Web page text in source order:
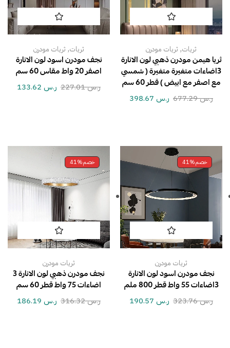
ثريات, ثريات مودرن
ثريا هيمن مودرن ذهبي لون الانارة
3اضاءات متغيرة متغيرة ( شمسي
مع اصفر مع ابيض ) قطر 60 سم
ر.س677.29 ر.س
ثريات, ثريات مودرن
نجف مودرن اسود لون الانارة
اصفر 20 واط مقاس 60 سم
ر.س227.01 ر.س
خصم41%
ثريات مودرن
نجف مودرن اسود لون الانارة
3اضاءات 55 واط قطر 800 ملم
ر.س323.76 ر.س
خصم41%
ثريات مودرن
نجف مودرن ذهبي لون الانارة 3
اضاءات 75 واط قطر 60 سم
ر.س316.32 ر.س